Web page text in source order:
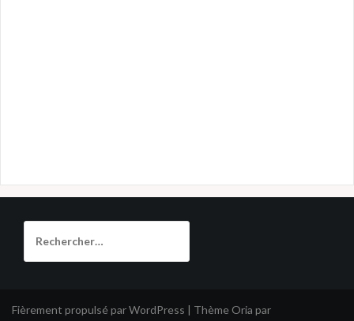
Fièrement propulsé par WordPress | Thème Oria par